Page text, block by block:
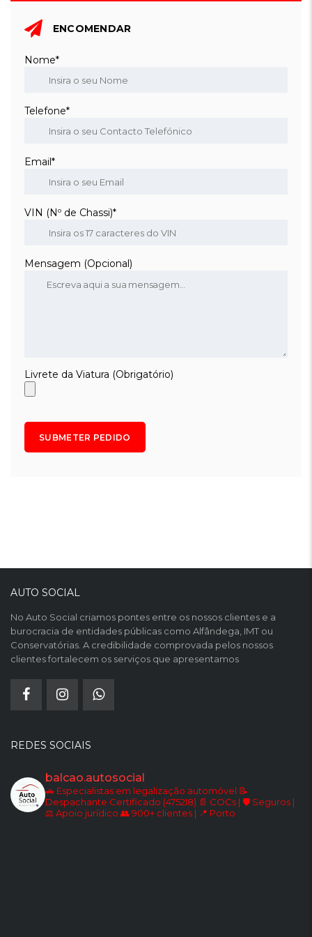
ENCOMENDAR
Nome*
Telefone*
Email*
VIN (Nº de Chassi)*
Mensagem (Opcional)
Livrete da Viatura (Obrigatório)
AUTO SOCIAL
No Auto Social criamos pontes entre os nossos clientes e a
burocracia de entidades públicas como Alfândega, IMT ou
Conservatórias. A credibilidade comprovada pelos nossos
clientes fortalecem os serviços que apresentamos
REDES SOCIAIS
balcao.autosocial
🚗 Especialistas em legalização automóvel 📝
Despachante Certificado (4752I8) 📄 COCs | 🛡️ Seguros |
⚖️ Apoio jurídico 👥 900+ clientes | 📍 Porto